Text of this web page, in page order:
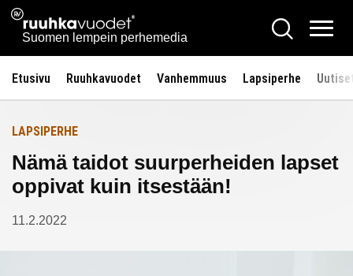
Siirry
sisältöön
Ruuhkavuodet.fi
Suomen lempein perhemedia
Hae
Etusivu Ruuhkavuodet Vanhemmuus Lapsiperhe
Etusivulle
LAPSIPERHE
Nämä taidot suurperheiden lapset
oppivat kuin itsestään!
11.2.2022